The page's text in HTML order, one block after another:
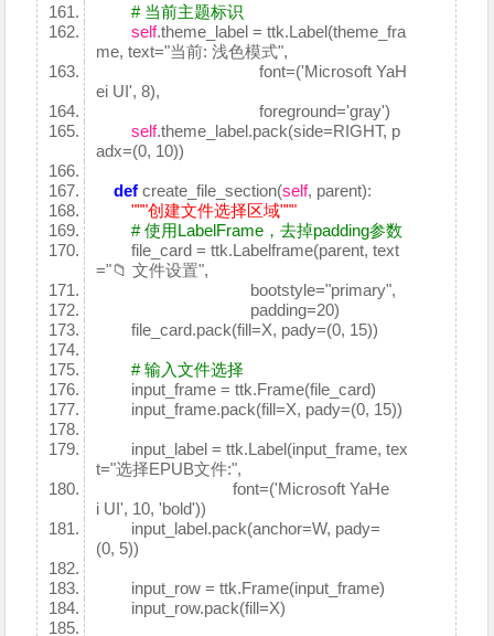
# 当前主题标识
self.theme_label = ttk.Label(theme_fra
me, text="当前: 浅色模式",
font=('Microsoft YaH
ei UI', 8),
foreground='gray')
self.theme_label.pack(side=RIGHT, p
adx=(0, 10))
def create_file_section(self, parent):
"""创建文件选择区域"""
# 使用LabelFrame，去掉padding参数
file_card = ttk.Labelframe(parent, text
="📁 文件设置",
bootstyle="primary",
padding=20)
file_card.pack(fill=X, pady=(0, 15))
# 输入文件选择
input_frame = ttk.Frame(file_card)
input_frame.pack(fill=X, pady=(0, 15))
input_label = ttk.Label(input_frame, tex
t="选择EPUB文件:",
font=('Microsoft YaHe
i UI', 10, 'bold'))
input_label.pack(anchor=W, pady=
(0, 5))
input_row = ttk.Frame(input_frame)
input_row.pack(fill=X)